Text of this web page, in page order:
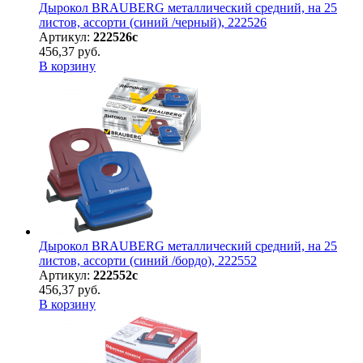
Дырокол BRAUBERG металлический средний, на 25
листов, ассорти (синий /черный), 222526
Артикул: 222526с
456,37 руб.
В корзину
Дырокол BRAUBERG металлический средний, на 25
листов, ассорти (синий /бордо), 222552
Артикул: 222552с
456,37 руб.
В корзину